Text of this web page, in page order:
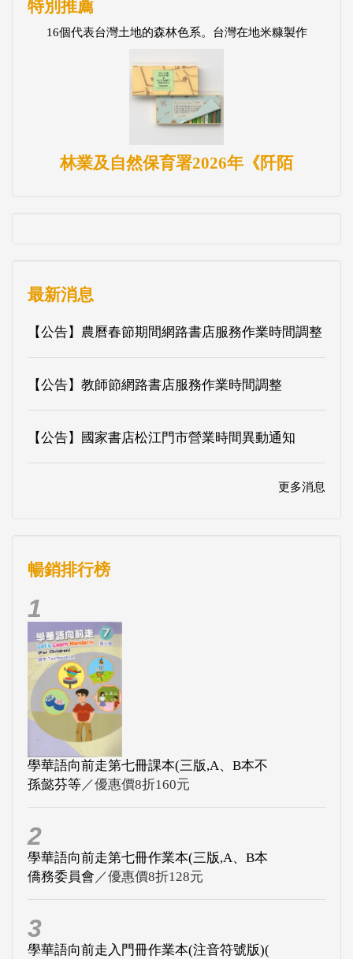
特別推薦
16個代表台灣土地的森林色系。台灣在地米糠製作
林業及自然保育署2026年《阡陌
最新消息
【公告】農曆春節期間網路書店服務作業時間調整
【公告】教師節網路書店服務作業時間調整
【公告】國家書店松江門市營業時間異動通知
更多消息
暢銷排行榜
1
學華語向前走第七冊課本(三版,A、B本不
孫懿芬等／優惠價8折160元
2
學華語向前走第七冊作業本(三版,A、B本
僑務委員會 ／優惠價8折128元
3
學華語向前走入門冊作業本(注音符號版)(